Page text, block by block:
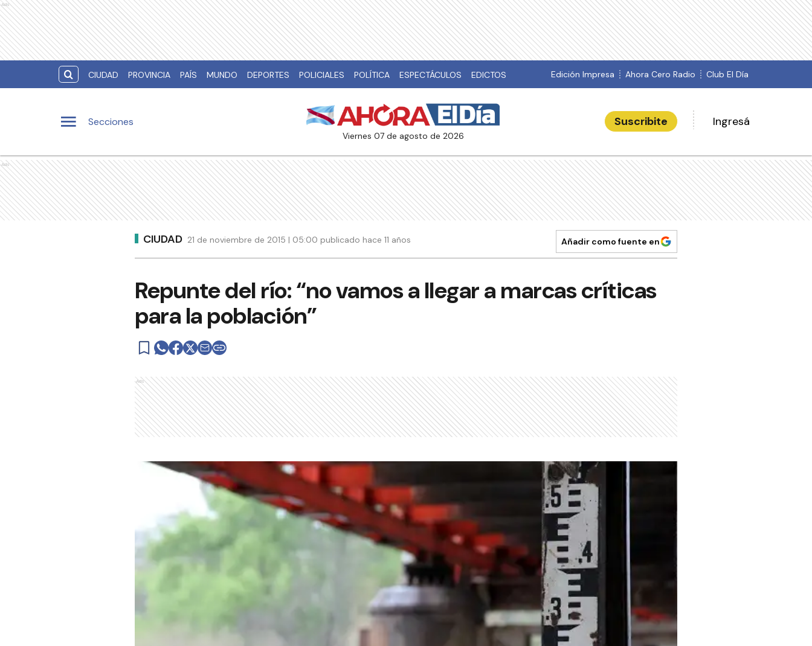
Ads
CIUDAD PROVINCIA PAÍS MUNDO DEPORTES POLICIALES POLÍTICA ESPECTÁCULOS EDICTOS Edición Impresa Ahora Cero Radio Club El Día
Secciones
viernes 07 de agosto de 2026
Suscribite Ingresá
Ads
CIUDAD 21 de noviembre de 2015 | 05:00 publicado hace 11 años Añadir como fuente en
Repunte del río: “no vamos a llegar a marcas críticas
para la población”
Ads